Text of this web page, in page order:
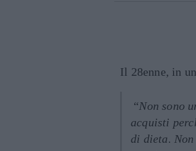
Il 28enne, in
“Non sono
acquisti
di dieta.